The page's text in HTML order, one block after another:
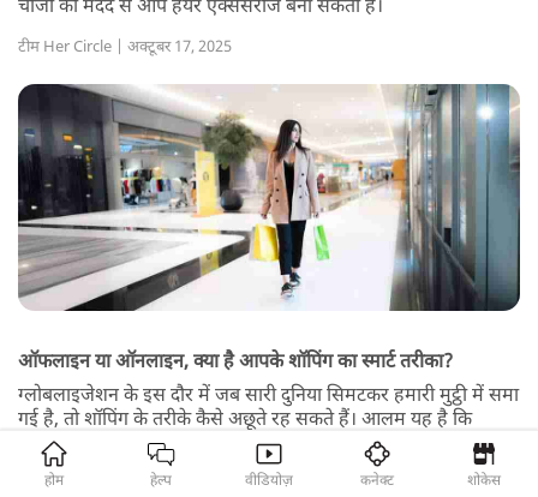
टीम Her Circle | अक्टूबर 17, 2025
ऑफलाइन या ऑनलाइन, क्या है आपके शॉपिंग का स्मार्ट तरीका?
ग्लोबलाइजेशन के इस दौर में जब सारी दुनिया सिमटकर हमारी मुट्ठी में समा
गई है, तो शॉपिंग के तरीके कैसे अछूते रह सकते हैं। आलम यह है कि
ऑफलाइन शॉपिंग की तुलना में ऑनलाइन शॉपिंग की मांग काफी बढ़ गई
है। फिर भी ऐसे कुछ लोग हैं, जिन्हें आज भी ऑनलाइन शॉपिंग रास नहीं
आती। फिलहाल आपके लिए क्या है शॉपिंग का स्मार्ट तरीका, आइए जानते
होम हेल्प वीडियोज़ कनेक्ट शोकेस